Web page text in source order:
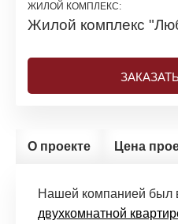
ЖИЛОЙ КОМПЛЕКС:
Жилой комплекс
О проекте Цена
Нашей компанией был
двухкомнатной